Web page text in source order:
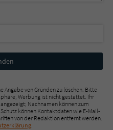
Angabe von Gründen zu löschen. Bitte
Werbung ist nicht gestattet. Ihr
Nachnamen können zum
können Kontaktdaten wie E-Mail-
von der Redaktion entfernt werden.
.